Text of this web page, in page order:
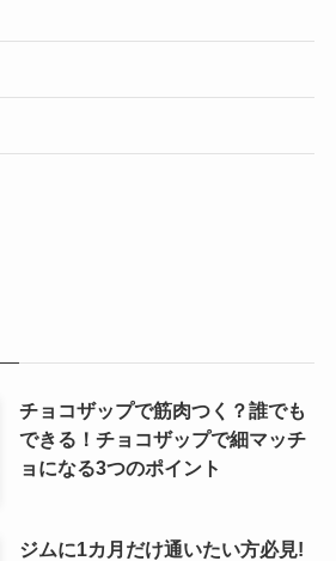
チョコザップで筋肉つく？誰でも
できる！チョコザップで細マッチ
ョになる3つのポイント
ジムに1カ月だけ通いたい方必見!